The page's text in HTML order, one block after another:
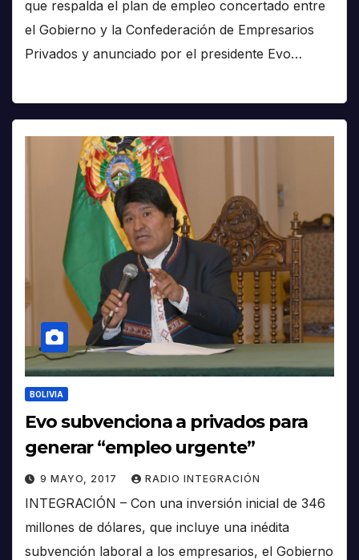
que respalda el plan de empleo concertado entre
el Gobierno y la Confederación de Empresarios
Privados y anunciado por el presidente Evo…
BOLIVIA
Evo subvenciona a privados para
generar “empleo urgente”
9 MAYO, 2017 RADIO INTEGRACIÓN
INTEGRACIÓN – Con una inversión inicial de 346
millones de dólares, que incluye una inédita
subvención laboral a los empresarios, el Gobierno